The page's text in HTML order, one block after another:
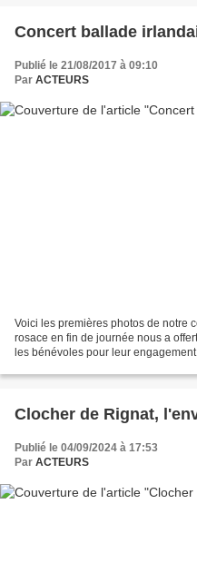
Concert ballade
Publié le 21/08/2017 à 09:10
Par ACTEURS
Voici les premières photos de notre
rosace en fin de journée nous a
les bénévoles pour leur
Clocher de Rignat,
Publié le 04/09/2024 à 17:53
Par ACTEURS